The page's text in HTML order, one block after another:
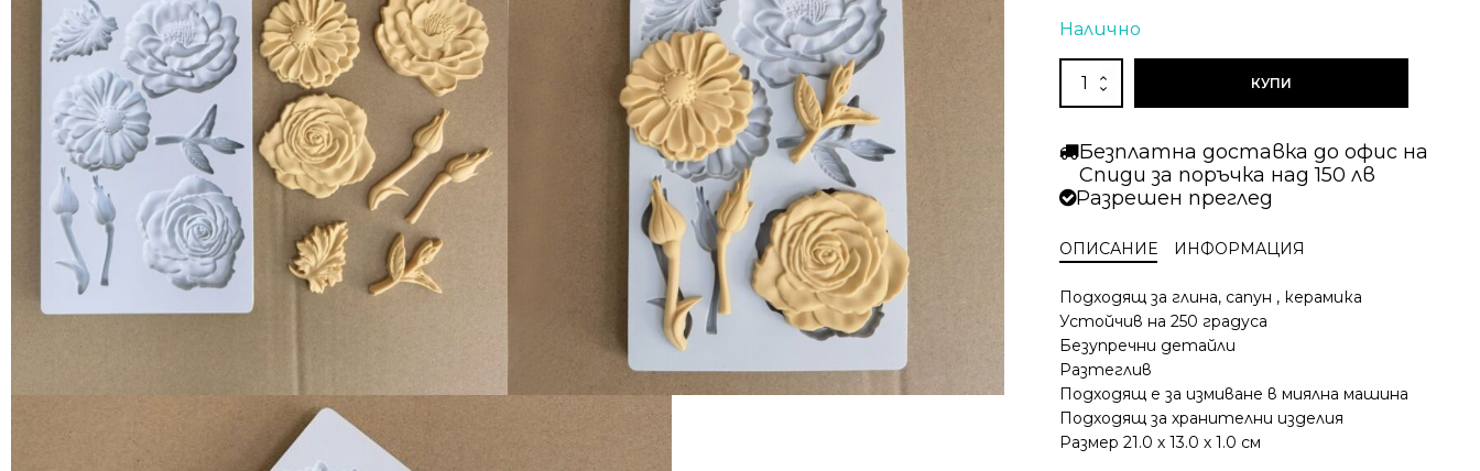
Налично
количество
за
Цветна
градина
КУПИ
Безплатна доставка до офис на
Спиди за поръчка над 150 лв
Разрешен преглед
ОПИСАНИЕ ИНФОРМАЦИЯ
Подходящ за глина, сапун , керамика
Устойчив на 250 градуса
Безупречни детайли
Разтеглив
Подходящ е за измиване в миялна машина
Подходящ за хранителни изделия
Размер 21.0 х 13.0 х 1.0 см